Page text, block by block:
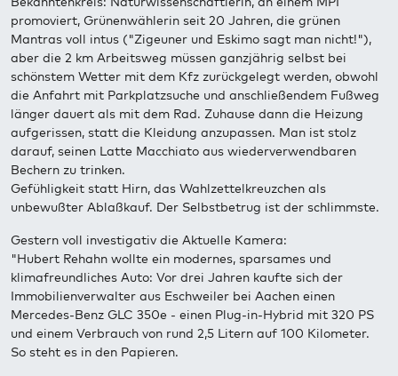
promoviert, Grünenwählerin seit 20 Jahren, die grünen
Mantras voll intus ("Zigeuner und Eskimo sagt man nicht!"),
aber die 2 km Arbeitsweg müssen ganzjährig selbst bei
schönstem Wetter mit dem Kfz zurückgelegt werden, obwohl
die Anfahrt mit Parkplatzsuche und anschließendem Fußweg
länger dauert als mit dem Rad. Zuhause dann die Heizung
aufgerissen, statt die Kleidung anzupassen. Man ist stolz
darauf, seinen Latte Macchiato aus wiederverwendbaren
Bechern zu trinken.
Gefühligkeit statt Hirn, das Wahlzettelkreuzchen als
unbewußter Ablaßkauf. Der Selbstbetrug ist der schlimmste.
Gestern voll investigativ die Aktuelle Kamera:
"Hubert Rehahn wollte ein modernes, sparsames und
klimafreundliches Auto: Vor drei Jahren kaufte sich der
Immobilienverwalter aus Eschweiler bei Aachen einen
Mercedes-Benz GLC 350e - einen Plug-in-Hybrid mit 320 PS
und einem Verbrauch von rund 2,5 Litern auf 100 Kilometer.
So steht es in den Papieren.